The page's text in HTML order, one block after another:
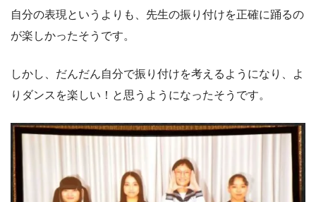
自分の表現というよりも、先生の振り付けを正確に踊るの
が楽しかったそうです。
しかし、だんだん自分で振り付けを考えるようになり、よ
りダンスを楽しい！と思うようになったそうです。